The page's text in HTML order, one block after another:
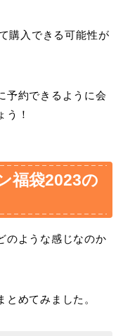
購入できる可能性が
予約できるように会
う！
福袋2023の
のような感じなのか
めてみました。